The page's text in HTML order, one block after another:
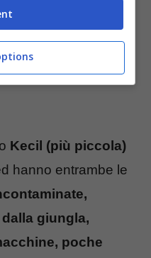
Kecil (più piccola)
hanno entrambe le
giungla,
poche